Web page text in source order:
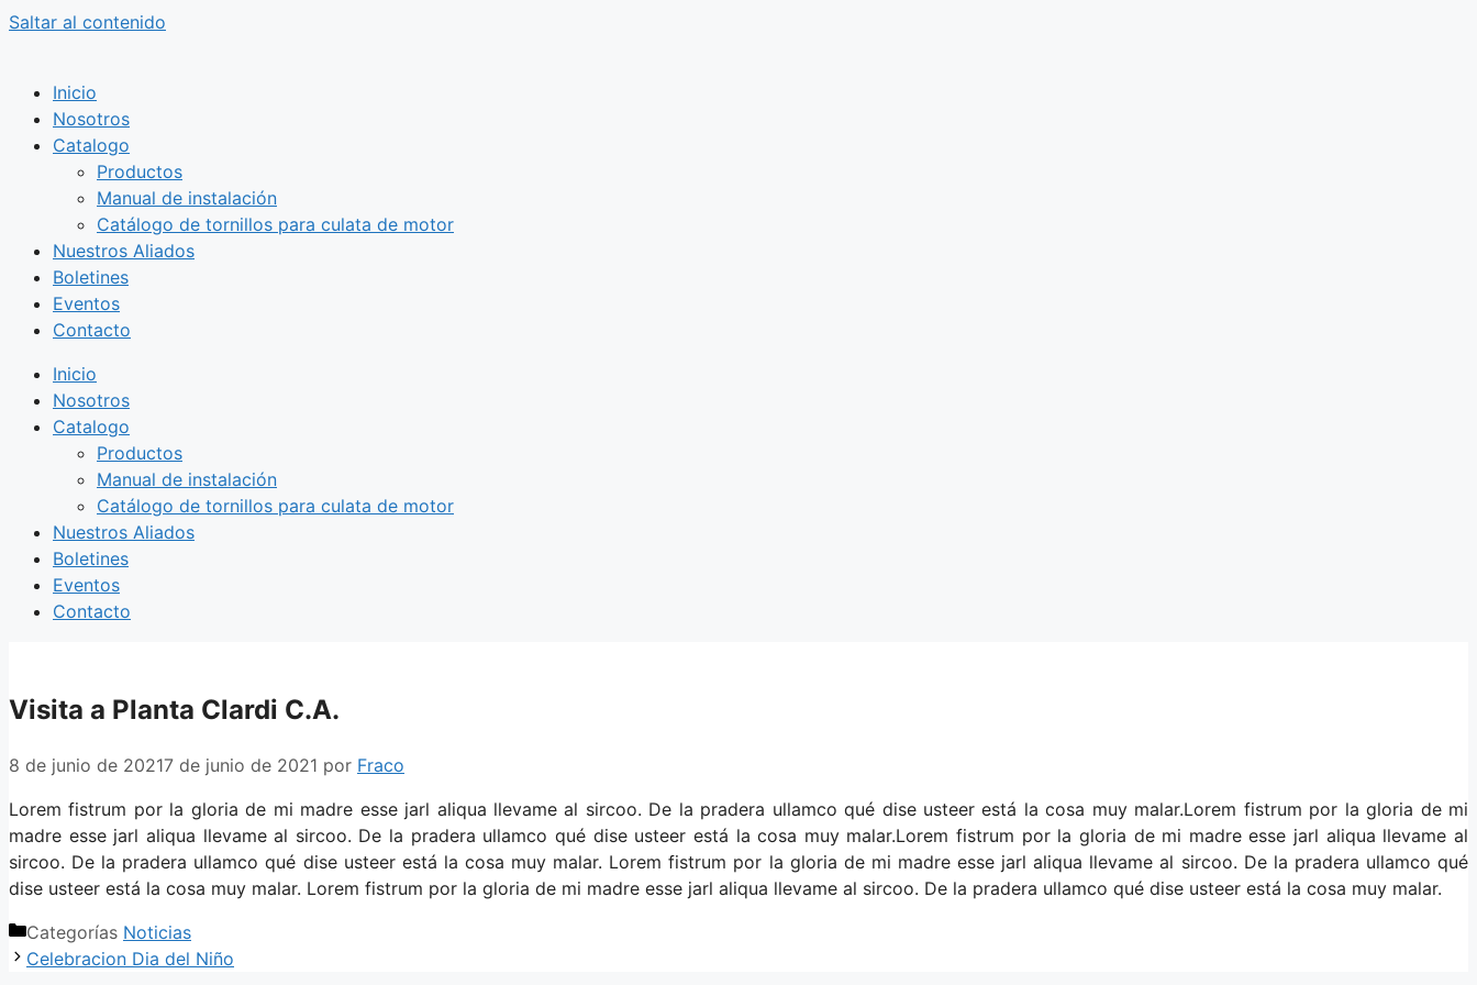
Saltar al contenido
Inicio
Nosotros
Catalogo
Productos
Manual de instalación
Catálogo de tornillos para culata de motor
Nuestros Aliados
Boletines
Eventos
Contacto
Inicio
Nosotros
Catalogo
Productos
Manual de instalación
Catálogo de tornillos para culata de motor
Nuestros Aliados
Boletines
Eventos
Contacto
Visita a Planta Clardi C.A.
8 de junio de 20217 de junio de 2021 por Fraco
Lorem fistrum por la gloria de mi madre esse jarl aliqua llevame al sircoo. De la pradera ullamco qué dise usteer está la cosa muy malar.Lorem fistrum por la gloria de mi
madre esse jarl aliqua llevame al sircoo. De la pradera ullamco qué dise usteer está la cosa muy malar.Lorem fistrum por la gloria de mi madre esse jarl aliqua llevame al
sircoo. De la pradera ullamco qué dise usteer está la cosa muy malar. Lorem fistrum por la gloria de mi madre esse jarl aliqua llevame al sircoo. De la pradera ullamco qué
dise usteer está la cosa muy malar. Lorem fistrum por la gloria de mi madre esse jarl aliqua llevame al sircoo. De la pradera ullamco qué dise usteer está la cosa muy malar.
Categorías Noticias
Celebracion Dia del Niño